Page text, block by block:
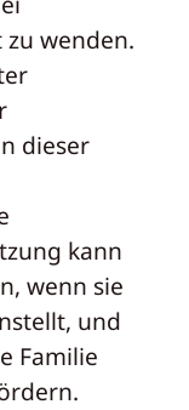
wenden.
dieser
kann
wenn sie
und
Familie